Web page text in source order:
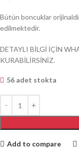
Bütün boncuklar
edilmektedir.
DETAYLI BİLGİ İÇİN
KURABİLİRSİNİZ.
56 adet stokta
Add to compare